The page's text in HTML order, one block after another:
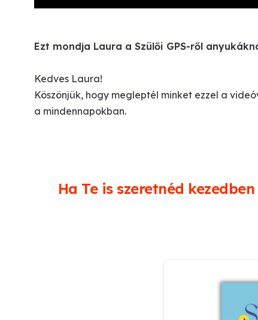
Ezt mondja Laura a Szülői GPS-ről
Kedves Laura!
Köszönjük, hogy megleptél minket ezzel a
a mindennapokban.
Ha Te is szeretnéd